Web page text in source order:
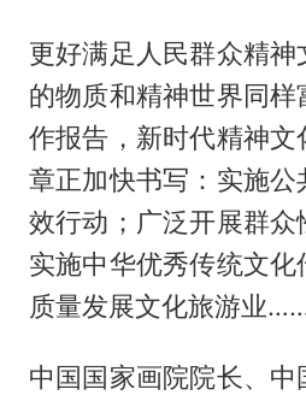
更好满足人民群众精
的物质和精神世界同
作报告，新时代精神
章正加快书写：实施
效行动；广泛开展群众
实施中华优秀传统文
质量发展文化旅游业
中国国家画院院长、